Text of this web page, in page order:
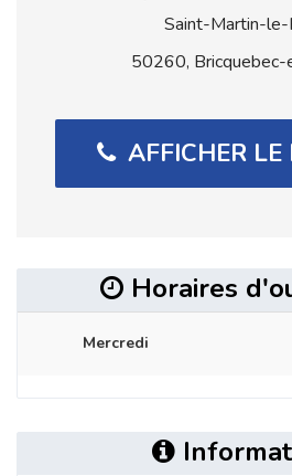
Saint-Martin-
50260, Bricquebec-
AFFICHER LE
Horaires
Mercredi